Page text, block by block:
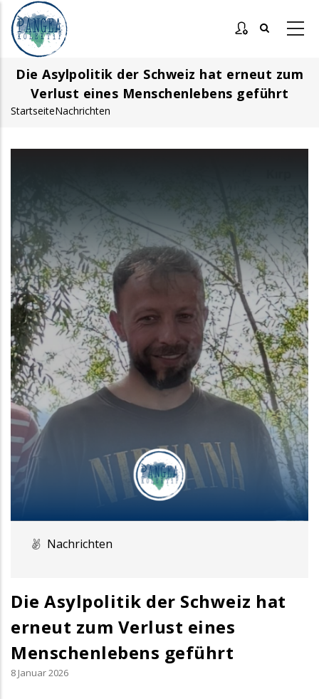
Direkt
zum
Inhalt
Die Asylpolitik der Schweiz hat erneut zum
Verlust eines Menschenlebens geführt
StartseiteNachrichten
Nachrichten
Die Asylpolitik der Schweiz hat
erneut zum Verlust eines
Menschenlebens geführt
8 Januar 2026